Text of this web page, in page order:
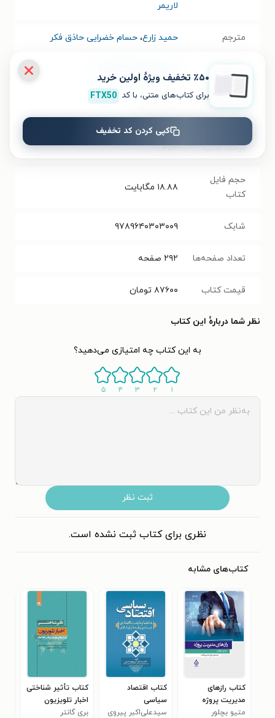
لاریمر
مترجم حمید زارع، حسام خضرایی حاذق فکر
انتشارات دانشگاه تهران
سال انتشار
نسخه فیزیکی
فرمت کتاب PDF
حجم فایل
کتاب
۱۸.۸۸ مگابایت
شابک ۹۷۸۹۶۴۰۳۰۳۰۰۹
تعداد صفحه‌ها ۲۹۲ صفحه
قیمت کتاب ۸۷۶۰۰ تومان
نظر شما دربارهٔ این کتاب
به این کتاب چه امتیازی می‌دهید؟
۱ ۲ ۳ ۴ ۵
ثبت نظر
نظری برای کتاب ثبت نشده است.
کتاب‌های مشابه
کتاب رازهای
مدیریت پروژه
متیو بچلور
کتاب اقتصاد
سیاسی
سیدعلی‌اکبر پیروی
کتاب تأثیر شناختی
اخبار تلویزیون
بری گانتر
٪۵۰ تخفیف ویژۀ اولین خرید
برای کتاب‌های متنی، با کد FTX50
کپی کردن کد تخفیف